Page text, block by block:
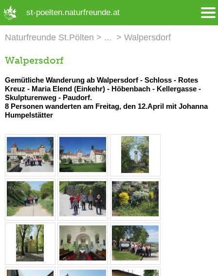
st-poelten.naturfreunde.at
Naturfreunde St.Pölten Walpersdorf
Walpersdorf
Gemütliche Wanderung ab Walpersdorf - Schloss - Rotes
Kreuz - Maria Elend (Einkehr) - Höbenbach - Kellergasse -
Skulpturenweg - Paudorf.
8 Personen wanderten am Freitag, den 12.April mit Johanna
Humpelstätter